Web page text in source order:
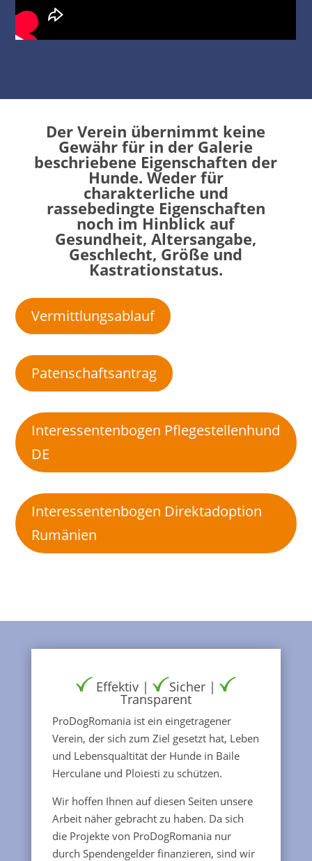
Der Verein übernimmt keine
Gewähr für in der Galerie
beschriebene Eigenschaften der
Hunde. Weder für
charakterliche und
rassebedingte Eigenschaften
noch im Hinblick auf
Gesundheit, Altersangabe,
Geschlecht, Größe und
Kastrationstatus.
Vermittlungsablauf
Patenschaftsantrag
Interessentenbogen Pflegestellenhund
DE
Interessentenbogen Direktadoption
Rumänien
Effektiv | Sicher |
Transparent
ProDogRomania ist ein eingetragener
Verein, der sich zum Ziel gesetzt hat, Leben
und Lebensqualtität der Hunde in Baile
Herculane und Ploiesti zu schützen.
Wir hoffen Ihnen auf diesen Seiten unsere
Arbeit näher gebracht zu haben. Da sich
die Projekte von ProDogRomania nur
durch Spendengelder finanzieren, sind wir